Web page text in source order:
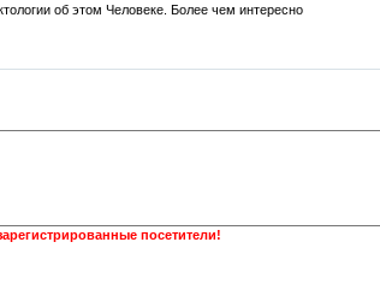
об этом Человеке. Более чем интересно
посетители!